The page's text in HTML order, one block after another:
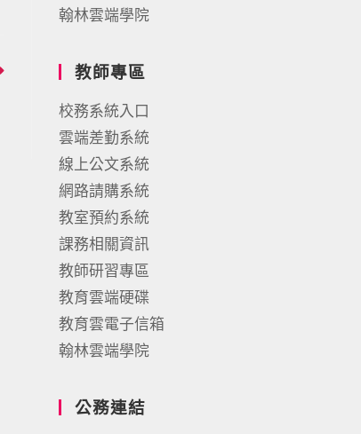
翰林雲端學院
教師專區
校務系統入口
雲端差勤系統
線上公文系統
網路請購系統
教室預約系統
課務相關資訊
教師研習專區
教育雲端硬碟
教育雲電子信箱
翰林雲端學院
公務連結